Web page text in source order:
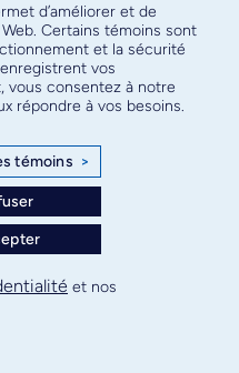
infolettre
facultaire
d’améliorer et de
Certains témoins sont
et la sécurité
vos
vous consentez à notre
répondre à vos besoins.
témoins >
et nos